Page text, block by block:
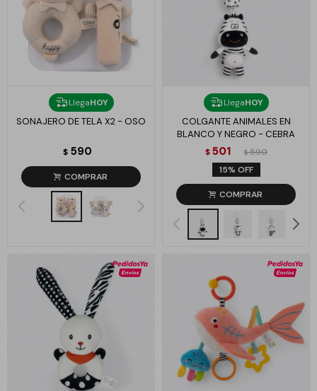
LlegaHOY
SONAJERO DE TELA X2 - OSO
$ 590
LlegaHOY
COLGANTE ANIMALES EN
BLANCO Y NEGRO - CEBRA
$ 501 $ 590
15